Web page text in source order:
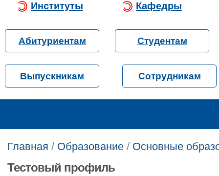
Институты Кафедры
Абитуриентам Студентам
Выпускникам Сотрудникам
Главная / Образование / Основные
Тестовый профиль